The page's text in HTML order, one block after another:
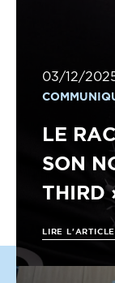
03/12/
LE
SON
THIRD
LIRE L'ARTICLE